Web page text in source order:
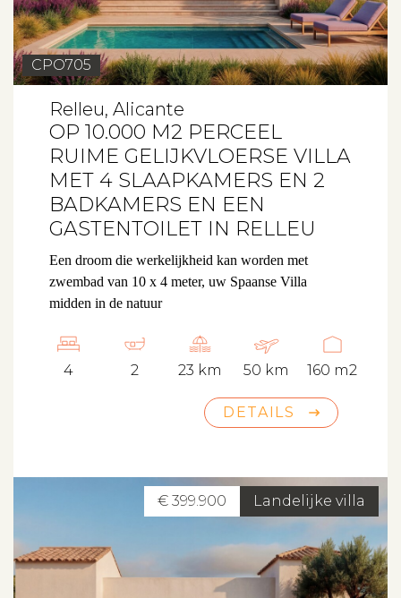
Aanbod
Koopwoningen
Huurwoningen
Verkocht
Verhuurd
Diensten
Verkopen
Projectbegeleiding
CPO705
Relleu, Alicante
OP 10.000 M2 PERCEEL
RUIME GELIJKVLOERSE VILLA
MET 4 SLAAPKAMERS EN 2
BADKAMERS EN EEN
GASTENTOILET IN RELLEU
Een droom die werkelijkheid kan worden met
zwembad van 10 x 4 meter, uw Spaanse Villa
midden in de natuur
4 2 23 km 50 km 160 m2
DETAILS
Landelijke villa
€ 399.900